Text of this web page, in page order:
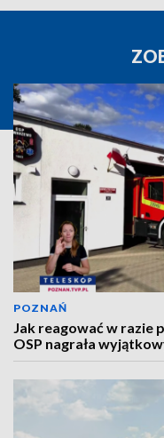
POZNAŃ
Jak reagować w razie
OSP nagrała